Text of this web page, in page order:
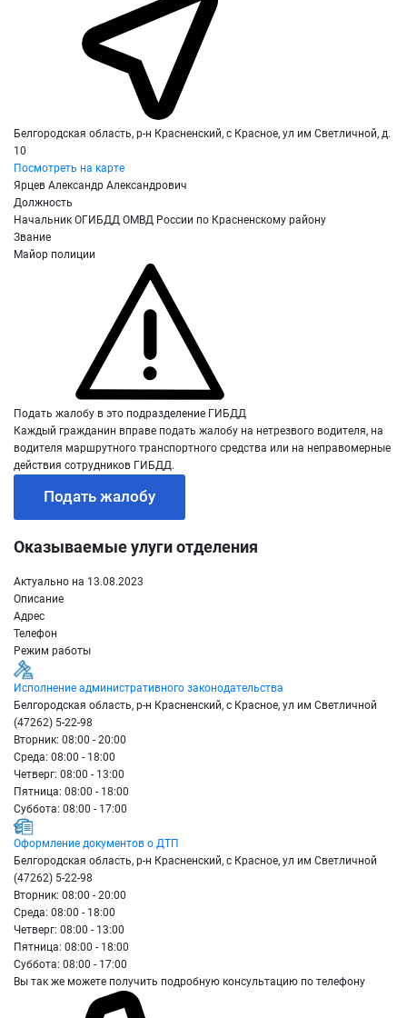
Белгородская область, р-н Красненский, с Красное, ул им Светличной, д.
10
Посмотреть на карте
Ярцев Александр Александрович
Должность
Начальник ОГИБДД ОМВД России по Красненскому району
Звание
Майор полиции
Подать жалобу в это подразделение ГИБДД
Каждый гражданин вправе подать жалобу на нетрезвого водителя, на
водителя маршрутного транспортного средства или на неправомерные
действия сотрудников ГИБДД.
Подать жалобу
Оказываемые улуги отделения
Актуально на 13.08.2023
Описание
Адрес
Телефон
Режим работы
Исполнение административного законодательства
Белгородская область, р-н Красненский, с Красное, ул им Светличной
(47262) 5-22-98
Вторник: 08:00 - 20:00
Среда: 08:00 - 18:00
Четверг: 08:00 - 13:00
Пятница: 08:00 - 18:00
Суббота: 08:00 - 17:00
Оформление документов о ДТП
Белгородская область, р-н Красненский, с Красное, ул им Светличной
(47262) 5-22-98
Вторник: 08:00 - 20:00
Среда: 08:00 - 18:00
Четверг: 08:00 - 13:00
Пятница: 08:00 - 18:00
Суббота: 08:00 - 17:00
Вы так же можете получить подробную консультацию по телефону